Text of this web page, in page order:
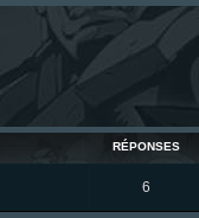
RÉPONSES
6R